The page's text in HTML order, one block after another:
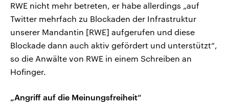
RWE nicht mehr betreten, er habe allerdings „auf
Twitter mehrfach zu Blockaden der Infrastruktur
unserer Mandantin [RWE] aufgerufen und diese
Blockade dann auch aktiv gefördert und unterstützt“,
so die Anwälte von RWE in einem Schreiben an
Hofinger.
„Angriff auf die Meinungsfreiheit“